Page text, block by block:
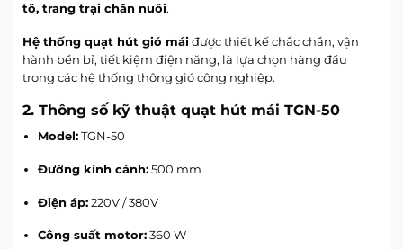
tô, trang trại chăn nuôi.
Hệ thống quạt hút gió máiđược thiết kế chắc chắn, vận
hành bền bỉ, tiết kiệm điện năng, là lựa chọn hàng đầu
trong các hệ thống thông gió công nghiệp.
2. Thông số kỹ thuật quạt hút mái TGN-50
Model:TGN-50
Đường kính cánh:500 mm
Điện áp:220V / 380V
Công suất motor:360 W